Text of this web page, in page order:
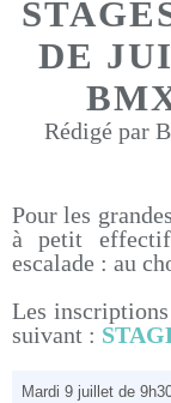
DE
Rédigé par
Pour les
à petit
escalade : au
Les
suivant :
Mardi 9 juillet de